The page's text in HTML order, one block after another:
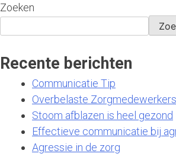
Zoeken
Recente berichten
Communicatie Tip
Overbelaste Zorgmedewerkers
Stoom afblazen is heel gezond
Effectieve communicatie bij
Agressie in de zorg